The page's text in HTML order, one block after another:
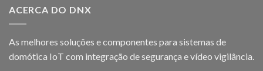
ACERCA DO DNX
As melhores soluções e componentes para sistemas de
domótica IoT com integração de segurança e vídeo vigilância.